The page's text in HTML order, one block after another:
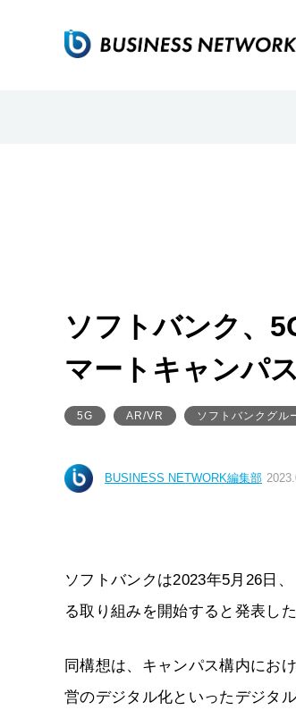
ソフトバンク、
マートキャンパス
5G AR/VR ソフトバンクグル
BUSINESS NETWORK編集部
ソフトバンクは2023年5月26日
る取り組みを開始すると発表した
同構想は、キャンパス構内にお
営のデジタル化といったデジタ